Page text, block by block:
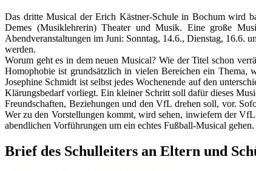
Das dritte Musical der Erich Kästner-Schule in Bochum wird
Demes (Musiklehrerin) Theater und Musik. Eine große
Abendveranstaltungen im Juni: Sonntag, 14.6., Dienstag, 16.6.
werden.
Worum geht es in dem neuen Musical? Wie der Titel schon
Homophobie ist grundsätzlich in vielen Bereichen ein Thema,
Josephine Schmidt ist selbst jedes Wochenende auf den
Klärungsbedarf vorliegt. Ein kleiner Schritt soll dafür dieses
Freundschaften, Beziehungen und den VfL drehen soll, vor.
Wer zu den Vorstellungen kommt, wird sehen, inwiefern der
abendlichen Vorführungen um ein echtes Fußball-Musical
Brief des Schulleiters an Eltern und